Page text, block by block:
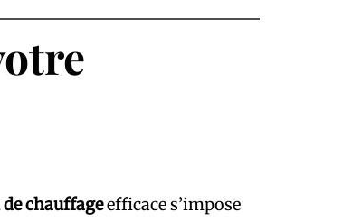
chauffageefficace s’impose